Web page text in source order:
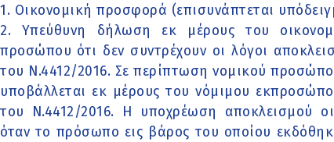
1. Οικονομική προσφορά (επισυνάπτεται
2. Υπεύθυνη δήλωση εκ μέρους του
προσώπου ότι δεν συντρέχουν οι λόγοι
του Ν.4412/2016. Σε περίπτωση νομικού
υποβάλλεται εκ μέρους του νόμιμου
του Ν.4412/2016. Η υποχρέωση αποκλεισμού
όταν το πρόσωπο εις βάρος του οποίου